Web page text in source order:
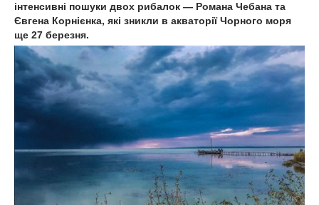
інтенсивні пошуки двох рибалок — Романа Чебана та
Євгена Корнієнка, які зникли в акваторії Чорного моря
ще 27 березня.